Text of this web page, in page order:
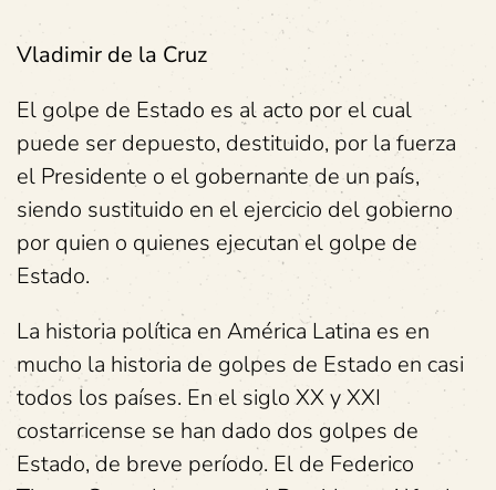
Vladimir de la Cruz
El golpe de Estado es al acto por el cual
puede ser depuesto, destituido, por la fuerza
el Presidente o el gobernante de un país,
siendo sustituido en el ejercicio del gobierno
por quien o quienes ejecutan el golpe de
Estado.
La historia política en América Latina es en
mucho la historia de golpes de Estado en casi
todos los países. En el siglo XX y XXI
costarricense se han dado dos golpes de
Estado, de breve período. El de Federico